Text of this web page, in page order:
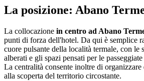
La posizione: Abano
La collocazione in centro ad Abano
punti di forza dell'hotel. Da qui è semplice
cuore pulsante della località termale, con le
alberati e gli spazi pensati per le
La centralità consente inoltre di
alla scoperta del territorio circostante.